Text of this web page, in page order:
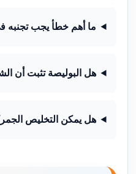
ما أهم خطأ يجب تجنبه
هل البوليصة تثبت أن
هل يمكن التخليص